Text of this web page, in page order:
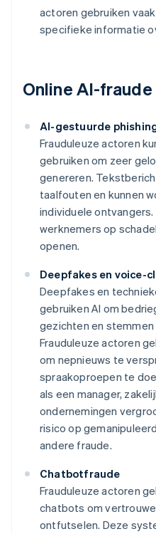
actoren gebruiken
specifieke informatie
Online AI-fraude
AI-gestuurde
Frauduleuze actoren
gebruiken om zeer
genereren.
taalfouten en kunnen
individuele
werknemers op
openen.
Deepfakes en voice-
Deepfakes en
gebruiken AI om
gezichten en stemmen
Frauduleuze actoren
om nepnieuws te
spraakoproepen te
als een manager,
ondernemingen
risico op
andere fraude.
Chatbotfraude
Frauduleuze actoren
chatbots om
ontfutselen. Deze